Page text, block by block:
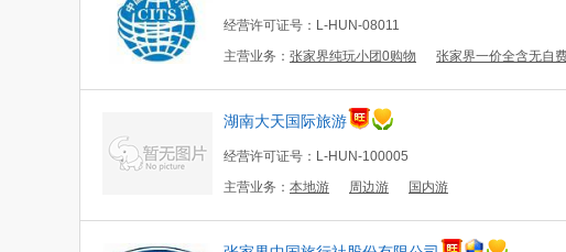
经营许可证号：L-HUN-08011
主营业务： 张家界纯玩小团0购物 张家界一价全含无自
湖南大天国际旅游
经营许可证号：L-HUN-100005
主营业务： 本地游 周边游 国内游